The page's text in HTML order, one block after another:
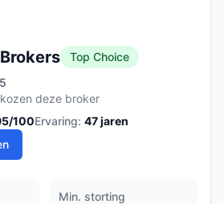
Top Choice
deze broker
/100Ervaring: 47jaren
Min. storting